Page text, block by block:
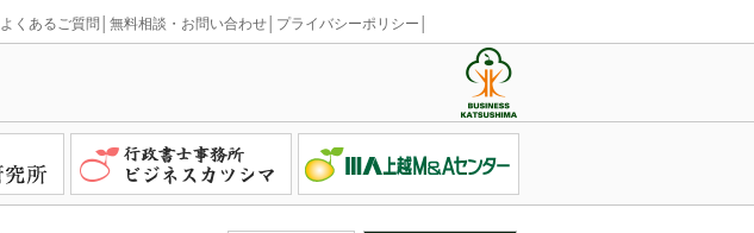
よくあるご質問 無料相談・お問い合わせ│ プライバシーポリシー